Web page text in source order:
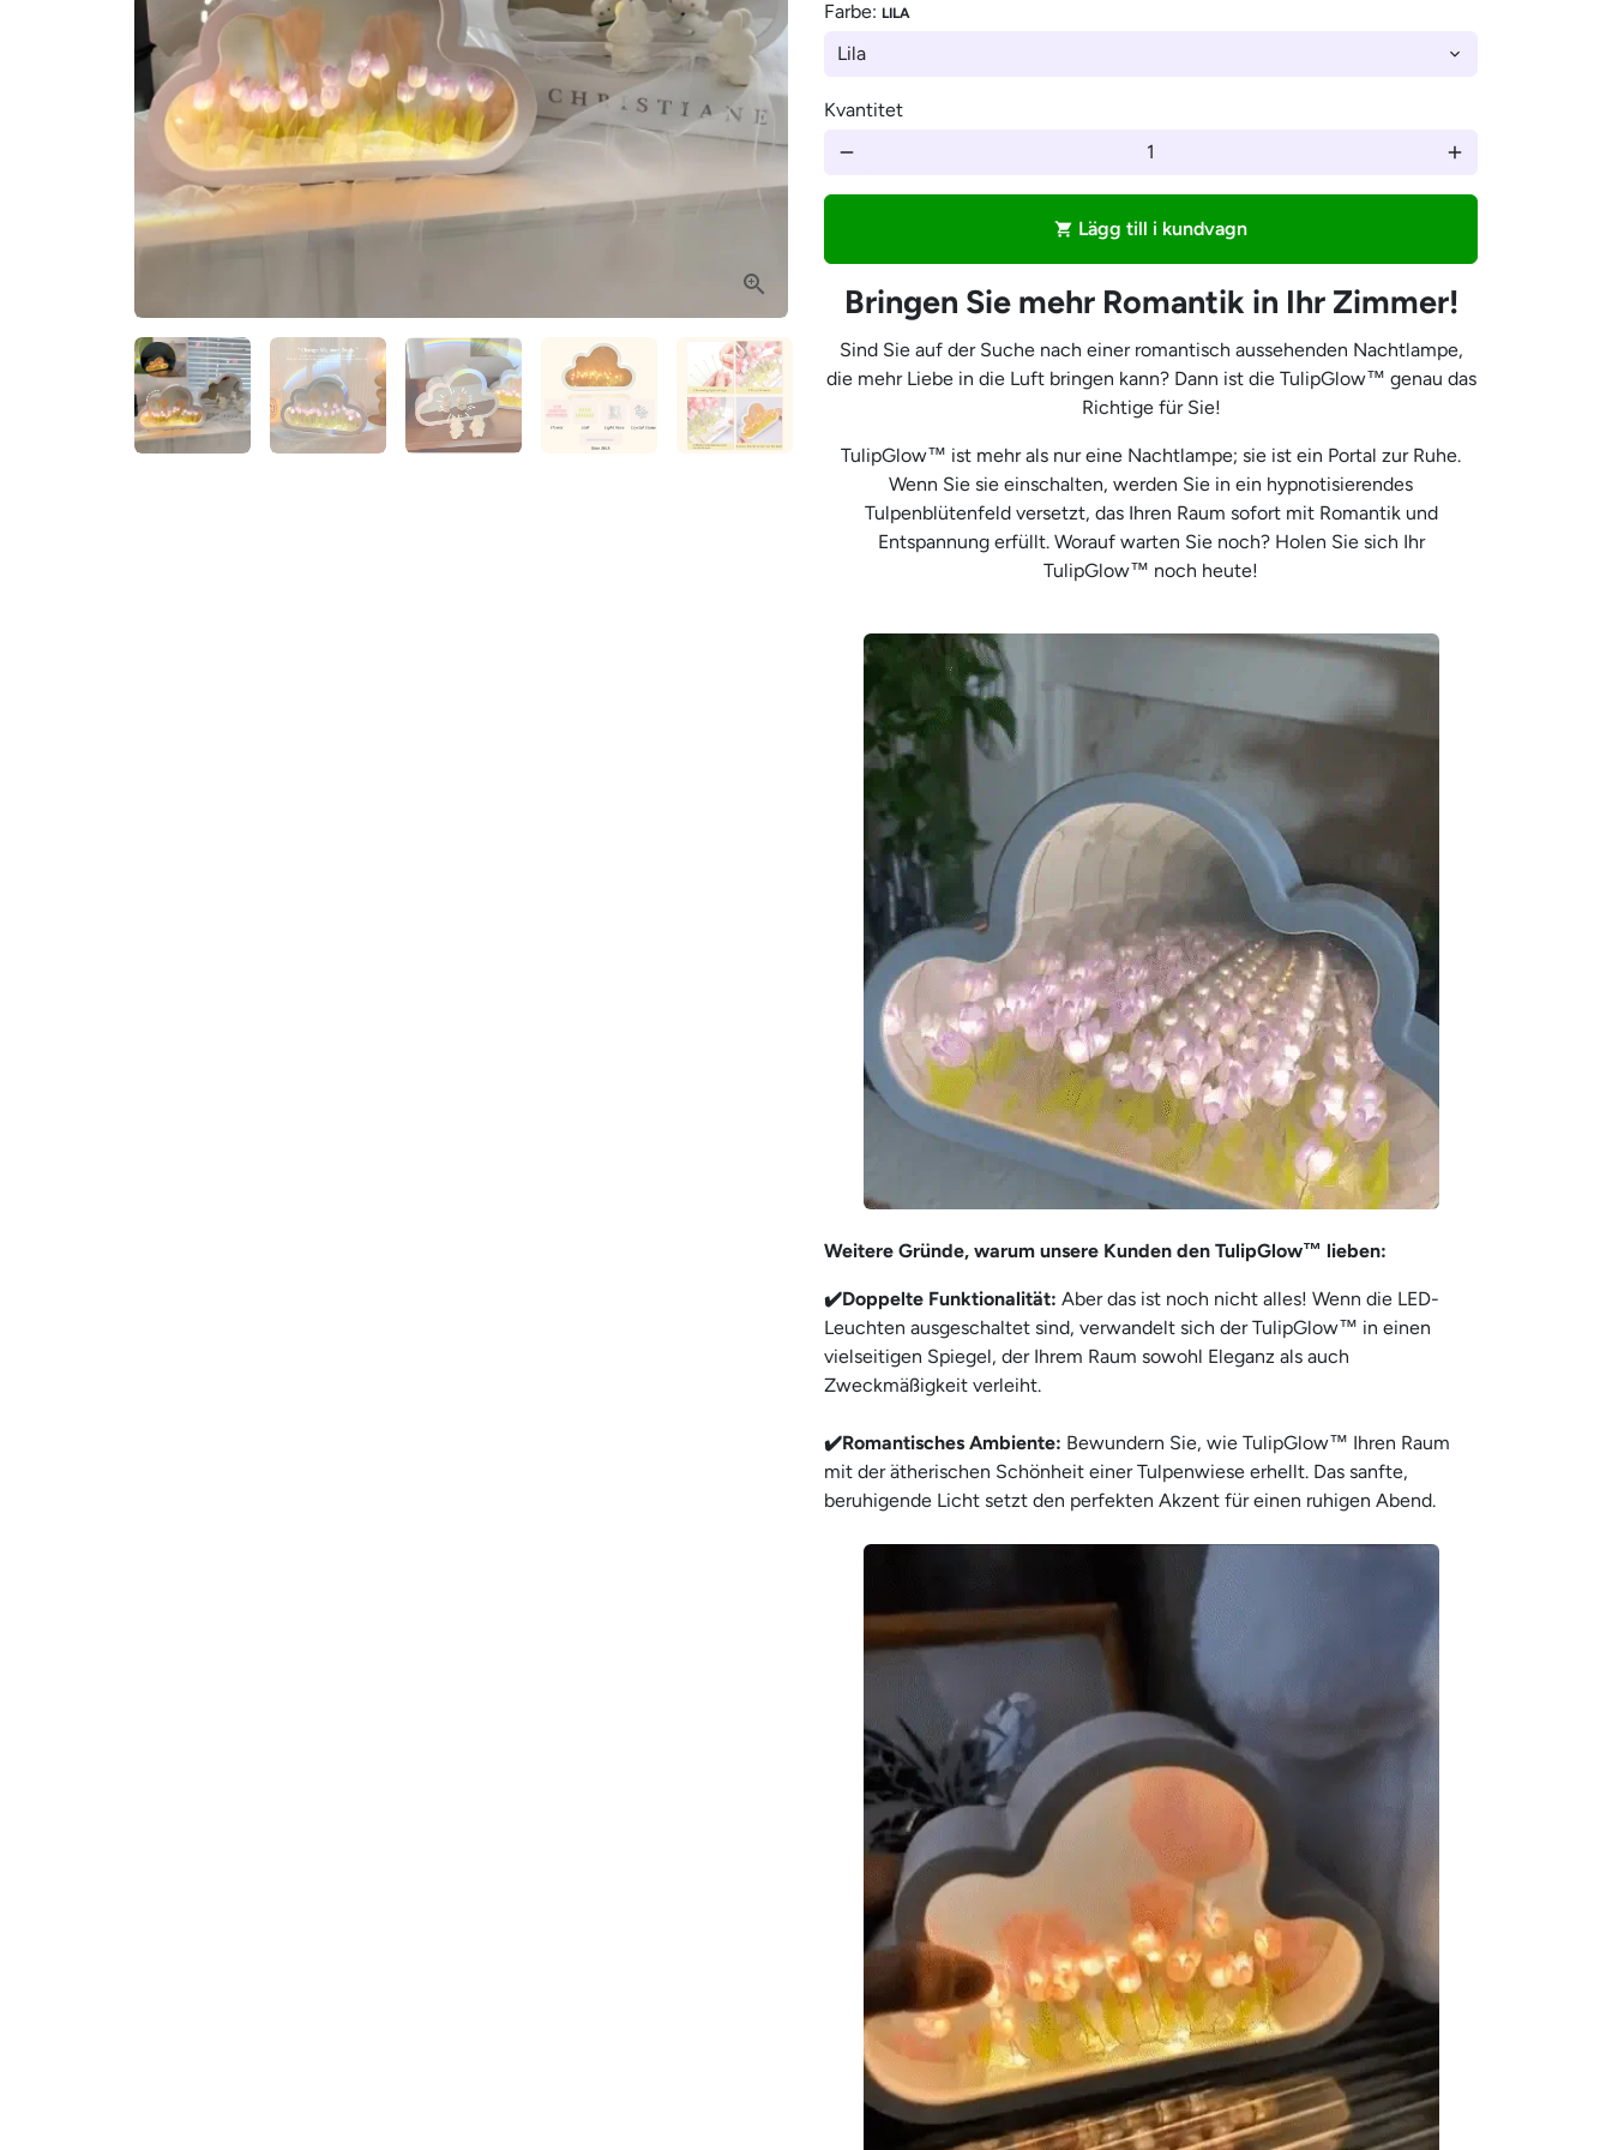
Farbe: LILA
Kvantitet
remove add
shopping_cart Lägg till i kundvagn
Bringen Sie mehr Romantik in Ihr Zimmer!
Sind Sie auf der Suche nach einer romantisch aussehenden Nachtlampe,
die mehr Liebe in die Luft bringen kann? Dann ist die TulipGlow™ genau das
Richtige für Sie!
TulipGlow™ ist mehr als nur eine Nachtlampe; sie ist ein Portal zur Ruhe.
Wenn Sie sie einschalten, werden Sie in ein hypnotisierendes
Tulpenblütenfeld versetzt, das Ihren Raum sofort mit Romantik und
Entspannung erfüllt. Worauf warten Sie noch? Holen Sie sich Ihr
TulipGlow™ noch heute!
Weitere Gründe, warum unsere Kunden den TulipGlow™ lieben:
✔️Doppelte Funktionalität: Aber das ist noch nicht alles! Wenn die LED-
Leuchten ausgeschaltet sind, verwandelt sich der TulipGlow™ in einen
vielseitigen Spiegel, der Ihrem Raum sowohl Eleganz als auch
Zweckmäßigkeit verleiht.
✔️Romantisches Ambiente: Bewundern Sie, wie TulipGlow™ Ihren Raum
mit der ätherischen Schönheit einer Tulpenwiese erhellt. Das sanfte,
beruhigende Licht setzt den perfekten Akzent für einen ruhigen Abend.